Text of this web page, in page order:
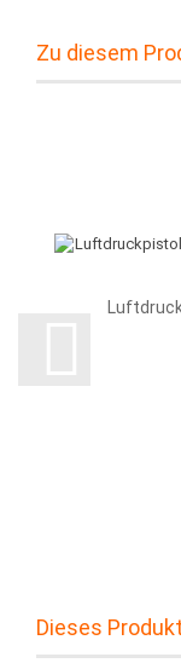
Zu diesem
Dieses